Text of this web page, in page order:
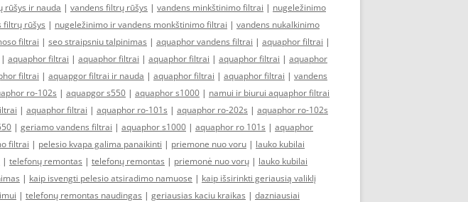
rūšys ir nauda | vandens filtrų rūšys | vandens minkštinimo filtrai | nugeležinimo
filtrų rūšys | nugeležinimo ir vandens monkštinimo filtrai | vandens nukalkinimo
filtrai | seo straipsniu talpinimas | aquaphor vandens filtrai | aquaphor filtrai |
| aquaphor filtrai | aquaphor filtrai | aquaphor filtrai | aquaphor filtrai | aquaphor
filtrai | aquapgor filtrai ir nauda | aquaphor filtrai | aquaphor filtrai | vandens
ro-102s | aquapgor s550 | aquaphor s1000 | namui ir biurui aquaphor filtrai
| aquaphor filtrai | aquaphor ro-101s | aquaphor ro-202s | aquaphor ro-102s
| geriamo vandens filtrai | aquaphor s1000 | aquaphor ro 101s | aquaphor
filtrai | pelesio kvapa galima panaikinti | priemone nuo voru | lauko kubilai
| telefonų remontas | telefonų remontas | priemonė nuo vorų | lauko kubilai
| kaip isvengti pelesio atsiradimo namuose | kaip išsirinkti geriausią valiklį
| telefonų remontas naudingas | geriausias kaciu kraikas | dazniausiai